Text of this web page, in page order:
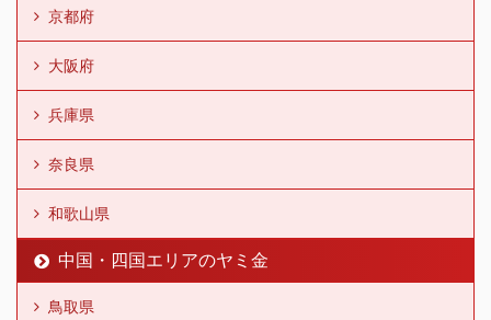
京都府
大阪府
兵庫県
奈良県
和歌山県
中国・四国エリアのヤミ金
鳥取県